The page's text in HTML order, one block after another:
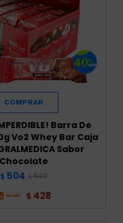
Barra De
Vo2 Whey Bar Caja
Sabor
Chocolate
$ 504 $ 840
$ 428